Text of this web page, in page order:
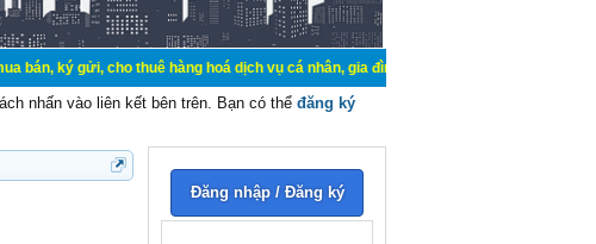
cho thuê hàng hoá dịch vụ cá nhân, gia đình. Mua bán, ký gửi, cho thuê thiết bị hệ
nhấn vào liên kết bên trên. Bạn có thể đăng ký
Đăng nhập / Đăng ký